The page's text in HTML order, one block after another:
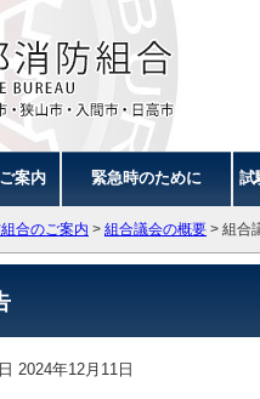
案内 緊急時のために 試
合のご案内 > 組合議会の概要 > 組合
2024年12月11日